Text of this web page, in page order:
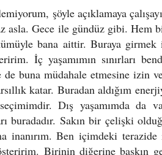
şöyle açıklamaya
asla. Gece ile gündüz gibi. Hem
bana aittir. Buraya girmek
İç yaşamımın sınırları
de buna müdahale etmesine izin
katar. Buradan aldığım
Dış yaşamımda da
buradadır. Sakın bir çelişki
inanırım. Ben içimdeki terazide
Birinin diğerine baskın